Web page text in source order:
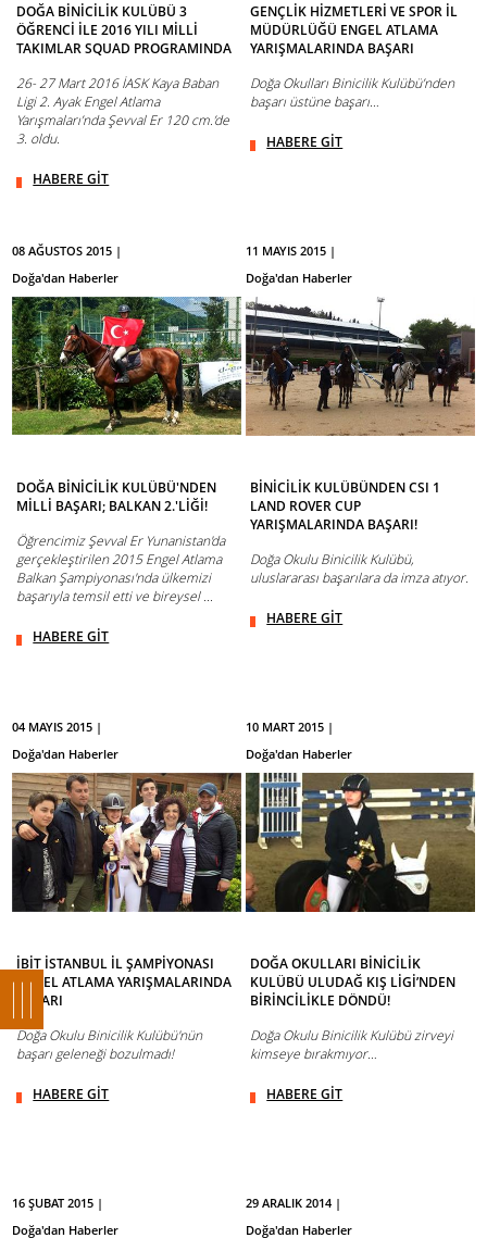
DOĞA BİNİCİLİK KULÜBÜ 3
ÖĞRENCİ İLE 2016 YILI MİLLİ
TAKIMLAR SQUAD PROGRAMINDA
26- 27 Mart 2016 İASK Kaya Baban
Ligi 2. Ayak Engel Atlama
Yarışmaları’nda Şevval Er 120 cm.’de
3. oldu.
HABERE GİT
GENÇLİK HİZMETLERİ VE SPOR İL
MÜDÜRLÜĞÜ ENGEL ATLAMA
YARIŞMALARINDA BAŞARI
Doğa Okulları Binicilik Kulübü’nden
başarı üstüne başarı…
HABERE GİT
08 AĞUSTOS 2015 |
Doğa'dan Haberler
DOĞA BİNİCİLİK KULÜBÜ'NDEN
MİLLİ BAŞARI; BALKAN 2.'LİĞİ!
Öğrencimiz Şevval Er Yunanistan'da
gerçekleştirilen 2015 Engel Atlama
Balkan Şampiyonası'nda ülkemizi
başarıyla temsil etti ve bireysel ...
HABERE GİT
11 MAYIS 2015 |
Doğa'dan Haberler
BİNİCİLİK KULÜBÜNDEN CSI 1
LAND ROVER CUP
YARIŞMALARINDA BAŞARI!
Doğa Okulu Binicilik Kulübü,
uluslararası başarılara da imza atıyor.
HABERE GİT
04 MAYIS 2015 |
Doğa'dan Haberler
İBİT İSTANBUL İL ŞAMPİYONASI
ENGEL ATLAMA YARIŞMALARINDA
BAŞARI
Doğa Okulu Binicilik Kulübü'nün
başarı geleneği bozulmadı!
HABERE GİT
10 MART 2015 |
Doğa'dan Haberler
DOĞA OKULLARI BİNİCİLİK
KULÜBÜ ULUDAĞ KIŞ LİGİ’NDEN
BİRİNCİLİKLE DÖNDÜ!
Doğa Okulu Binicilik Kulübü zirveyi
kimseye bırakmıyor…
HABERE GİT
16 ŞUBAT 2015 |
Doğa'dan Haberler
29 ARALIK 2014 |
Doğa'dan Haberler